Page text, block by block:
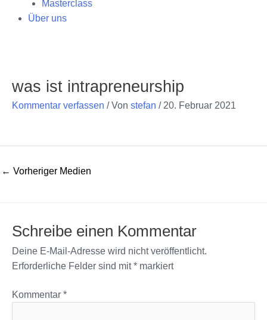
Masterclass
Über uns
was ist intrapreneurship
Kommentar verfassen / Von stefan / 20. Februar 2021
← Vorheriger Medien
Schreibe einen Kommentar
Deine E-Mail-Adresse wird nicht veröffentlicht.
Erforderliche Felder sind mit* markiert
Kommentar *